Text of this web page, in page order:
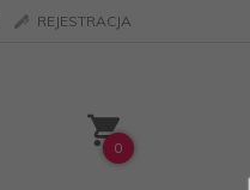
REJESTRACJA
0